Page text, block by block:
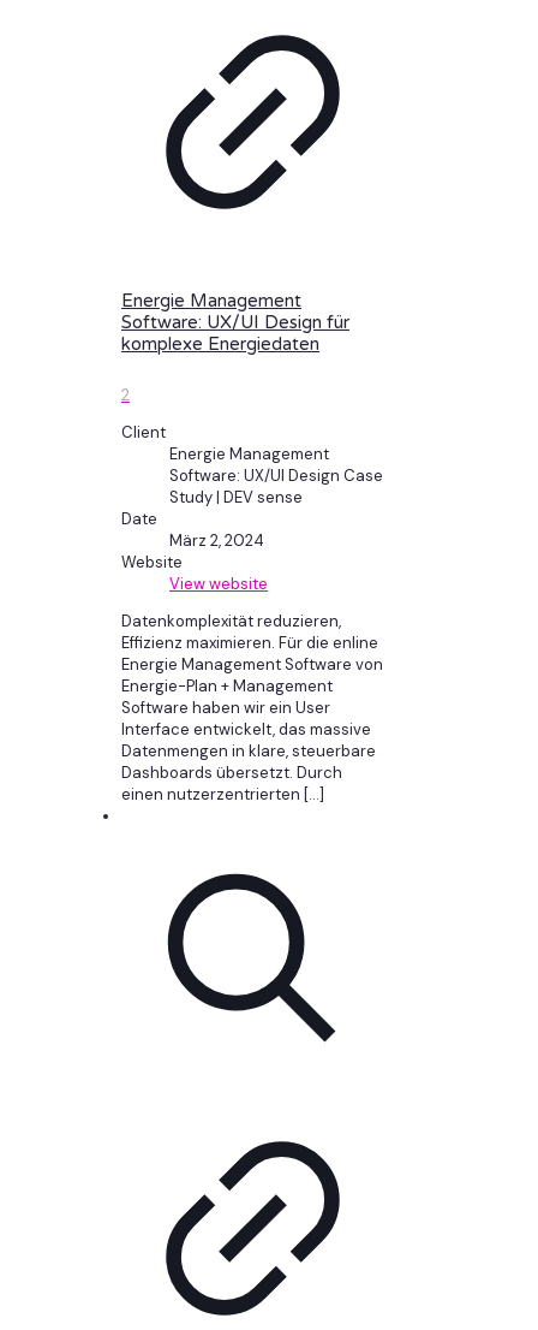
Energie Management
Software: UX/UI Design für
komplexe Energiedaten
2
Client
Energie Management
Software: UX/UI Design Case
Study | DEV sense
Date
März 2, 2024
Website
View website
Datenkomplexität reduzieren,
Effizienz maximieren. Für die enline
Energie Management Software von
Energie-Plan + Management
Software haben wir ein User
Interface entwickelt, das massive
Datenmengen in klare, steuerbare
Dashboards übersetzt. Durch
einen nutzerzentrierten […]